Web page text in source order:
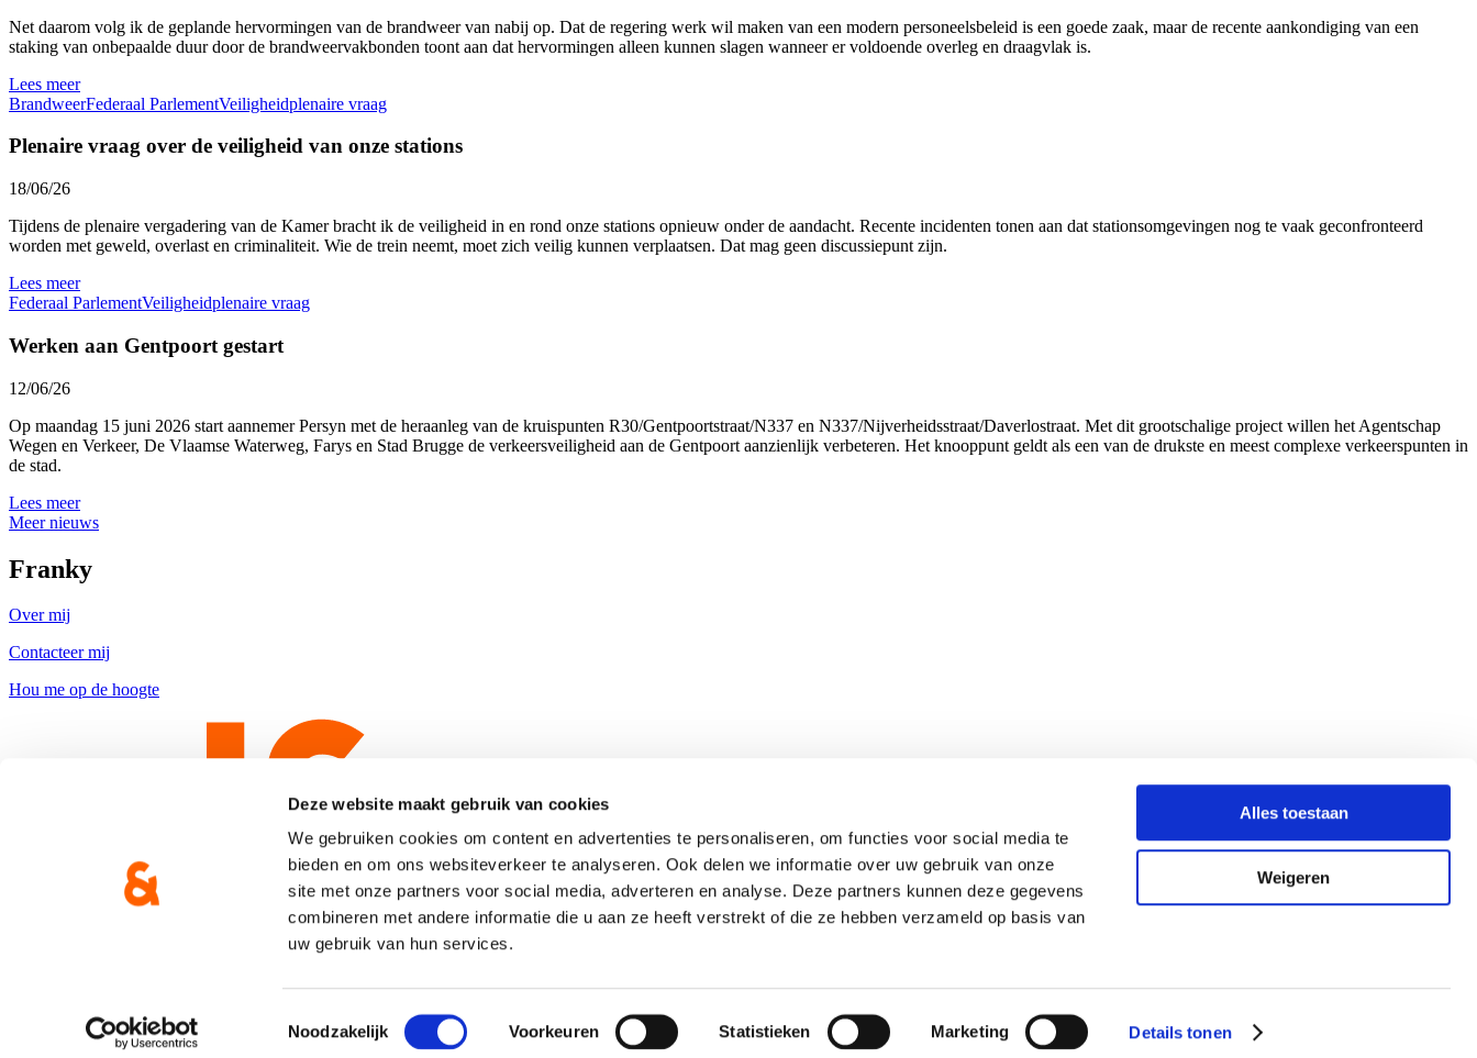
Deze website maakt gebruik van cookies
We gebruiken cookies om content en advertenties te personaliseren, om functies voor social media te
bieden en om ons websiteverkeer te analyseren. Ook delen we informatie over uw gebruik van onze
site met onze partners voor social media, adverteren en analyse. Deze partners kunnen deze gegevens
combineren met andere informatie die u aan ze heeft verstrekt of die ze hebben verzameld op basis van
uw gebruik van hun services.
Toestemmingsselectie
Noodzakelijk Voorkeuren Statistieken Marketing Details tonen
Alles toestaan
Weigeren
Net daarom volg ik de geplande hervormingen van de brandweer van nabij op. Dat de regering werk wil maken van een modern personeelsbeleid is een goede zaak, maar de recente aankondiging van een
staking van onbepaalde duur door de brandweervakbonden toont aan dat hervormingen alleen kunnen slagen wanneer er voldoende overleg en draagvlak is.
Lees meer
BrandweerFederaal ParlementVeiligheidplenaire vraag
Plenaire vraag over de veiligheid van onze stations
18/06/26
Tijdens de plenaire vergadering van de Kamer bracht ik de veiligheid in en rond onze stations opnieuw onder de aandacht. Recente incidenten tonen aan dat stationsomgevingen nog te vaak geconfronteerd
worden met geweld, overlast en criminaliteit. Wie de trein neemt, moet zich veilig kunnen verplaatsen. Dat mag geen discussiepunt zijn.
Lees meer
Federaal ParlementVeiligheidplenaire vraag
Werken aan Gentpoort gestart
12/06/26
Op maandag 15 juni 2026 start aannemer Persyn met de heraanleg van de kruispunten R30/Gentpoortstraat/N337 en N337/Nijverheidsstraat/Daverlostraat. Met dit grootschalige project willen het Agentschap
Wegen en Verkeer, De Vlaamse Waterweg, Farys en Stad Brugge de verkeersveiligheid aan de Gentpoort aanzienlijk verbeteren. Het knooppunt geldt als een van de drukste en meest complexe verkeerspunten in
de stad.
Lees meer
Meer nieuws
Franky
Over mij
Contacteer mij
Hou me op de hoogte
Brand Response